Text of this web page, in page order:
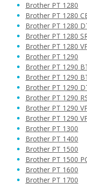
Brother PT 1280
Brother PT 1280
Brother PT 1280
Brother PT 1280
Brother PT 1280
Brother PT 1290
Brother PT 1290
Brother PT 1290
Brother PT 1290
Brother PT 1290
Brother PT 1290
Brother PT 1290
Brother PT 1300
Brother PT 1400
Brother PT 1500
Brother PT 1500
Brother PT 1600
Brother PT 1700